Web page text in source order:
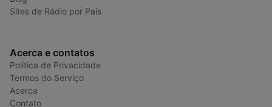
Sites de Rádio por País
Acerca e contatos
Política de Privacidade
Termos do Serviço
Acerca
Contato